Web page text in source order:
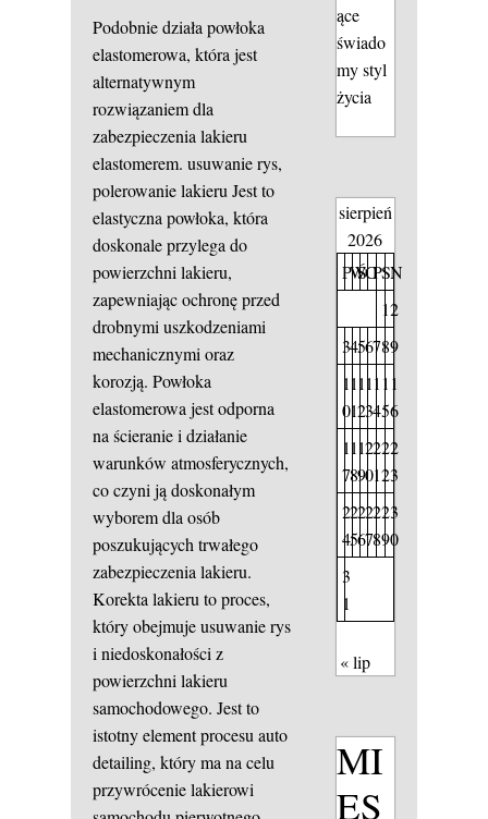
Podobnie działa powłoka
elastomerowa, która jest
alternatywnym
rozwiązaniem dla
zabezpieczenia lakieru
elastomerem. usuwanie rys,
polerowanie lakieru Jest to
elastyczna powłoka, która
doskonale przylega do
powierzchni lakieru,
zapewniając ochronę przed
drobnymi uszkodzeniami
mechanicznymi oraz
korozją. Powłoka
elastomerowa jest odporna
na ścieranie i działanie
warunków atmosferycznych,
co czyni ją doskonałym
wyborem dla osób
poszukujących trwałego
zabezpieczenia lakieru.
Korekta lakieru to proces,
który obejmuje usuwanie rys
i niedoskonałości z
powierzchni lakieru
samochodowego. Jest to
istotny element procesu auto
detailing, który ma na celu
przywrócenie lakierowi
ące
świado
my styl
życia
sierpień
2026
PW
ŚCPSN
12
3456789
1
0
1
1
1
2
1
3
1
4
1
5
1
6
1
7
1
8
1
9
2
0
2
1
2
2
2
3
2
4
2
5
2
6
2
7
2
8
2
9
3
0
3
1
« lip
MI
ES